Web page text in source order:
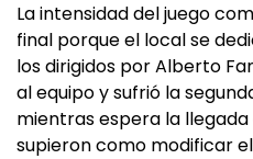
La intensidad del juego
final porque el local se
los dirigidos por Alberto
al equipo y sufrió la
mientras espera la llegada
supieron como modificar